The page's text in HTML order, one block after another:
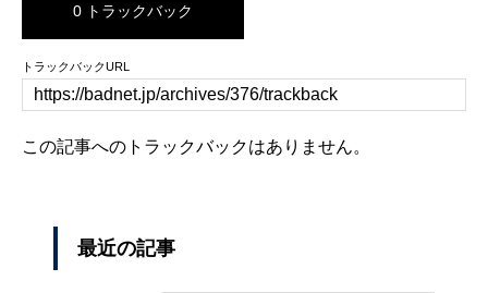
0 トラックバック
トラックバックURL
この記事へのトラックバックはありません。
最近の記事